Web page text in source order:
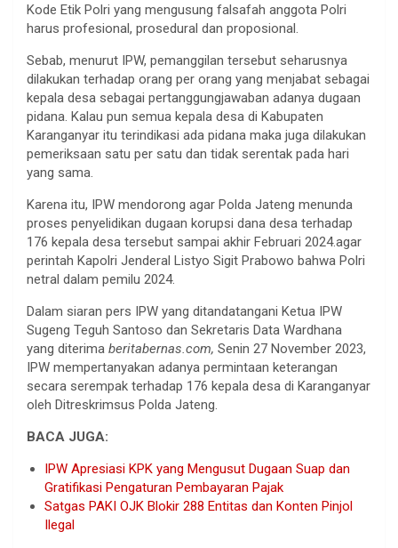
Kode Etik Polri yang mengusung falsafah anggota Polri
harus profesional, prosedural dan proposional.
Sebab, menurut IPW, pemanggilan tersebut seharusnya
dilakukan terhadap orang per orang yang menjabat sebagai
kepala desa sebagai pertanggungjawaban adanya dugaan
pidana. Kalau pun semua kepala desa di Kabupaten
Karanganyar itu terindikasi ada pidana maka juga dilakukan
pemeriksaan satu per satu dan tidak serentak pada hari
yang sama.
Karena itu, IPW mendorong agar Polda Jateng menunda
proses penyelidikan dugaan korupsi dana desa terhadap
176 kepala desa tersebut sampai akhir Februari 2024.agar
perintah Kapolri Jenderal Listyo Sigit Prabowo bahwa Polri
netral dalam pemilu 2024.
Dalam siaran pers IPW yang ditandatangani Ketua IPW
Sugeng Teguh Santoso dan Sekretaris Data Wardhana
yang diterima beritabernas.com, Senin 27 November 2023,
IPW mempertanyakan adanya permintaan keterangan
secara serempak terhadap 176 kepala desa di Karanganyar
oleh Ditreskrimsus Polda Jateng.
BACA JUGA:
IPW Apresiasi KPK yang Mengusut Dugaan Suap dan
Gratifikasi Pengaturan Pembayaran Pajak
Satgas PAKI OJK Blokir 288 Entitas dan Konten Pinjol
Ilegal